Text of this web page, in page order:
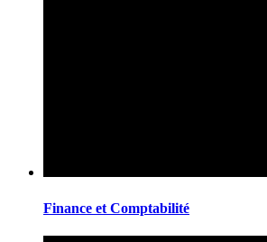
Finance et Comptabilité